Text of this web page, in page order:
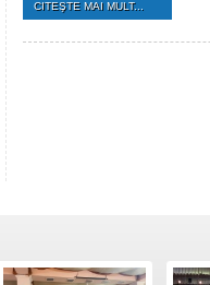
CITEŞTE MAI MULT...